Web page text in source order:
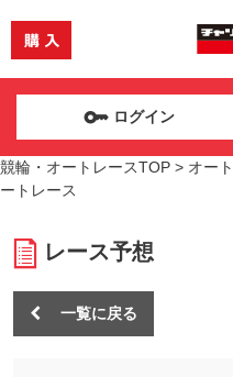
ログイン
競輪・オートレースTOP > オー
ートレース
レース予想
一覧に戻る